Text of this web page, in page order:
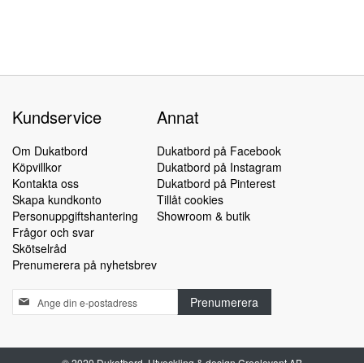
Kundservice
Om Dukatbord
Köpvillkor
Kontakta oss
Skapa kundkonto
Personuppgiftshantering
Frågor och svar
Skötselråd
Prenumerera på nyhetsbrev
Annat
Dukatbord på Facebook
Dukatbord på Instagram
Dukatbord på Pinterest
Tillåt cookies
Showroom & butik
Sign
Up
Our
Prenumerera